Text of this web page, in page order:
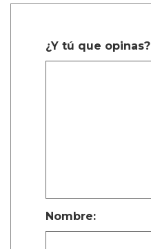
¿Y tú que opinas?
Nombre: